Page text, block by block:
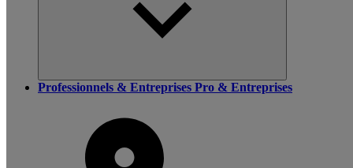
Professionnels & Entreprises Pro & Entreprises